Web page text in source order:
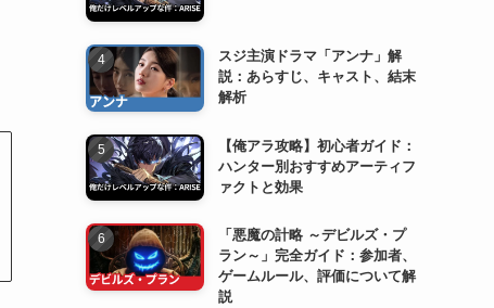
スジ主演ドラマ「アンナ」解
説：あらすじ、キャスト、結末
解析
【俺アラ攻略】初心者ガイド：
ハンター別おすすめアーティフ
ァクトと効果
「悪魔の計略 ～デビルズ・プ
ラン～」完全ガイド：参加者、
ゲームルール、評価について解
説